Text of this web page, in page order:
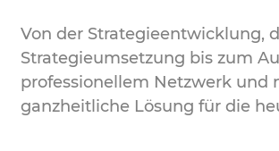
Von der Strategieentwicklung,
Strategieumsetzung bis zum
professionellem Netzwerk und
ganzheitliche Lösung für die